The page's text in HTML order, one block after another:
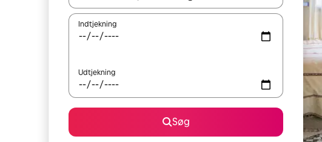
Indtjekning
Udtjekning
Søg